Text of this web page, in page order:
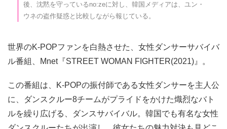
後、沈黙を守っているno:zeに対し、韓国メディアは、ユン・
ウネの盗作疑惑と比較しながら報じている。
世界のK-POPファンを白熱させた、女性ダンサーサバイバ
ル番組、Mnet『STREET WOMAN FIGHTER(2021)』。
この番組は、K-POPの振付師である女性ダンサーを主人公
に、ダンスクルー8チームがプライドをかけた熾烈なバト
ルを繰り広げる、ダンスサバイバル。韓国でも有名な女性